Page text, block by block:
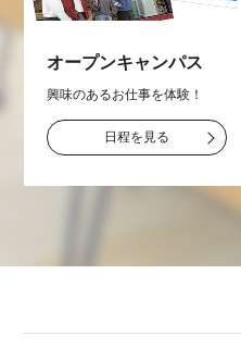
オープンキャンパス
興味のあるお仕事を体験！
日程を見る